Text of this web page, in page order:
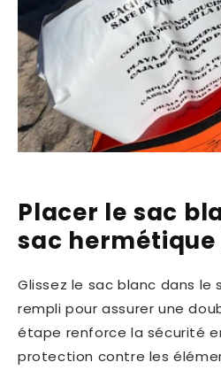
Placer le sac
sac hermétique
Glissez le sac blanc dans le
rempli pour assurer une
étape renforce la sécurité
protection contre les